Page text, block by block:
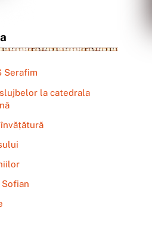
Serafim
la catedrala
Sofian